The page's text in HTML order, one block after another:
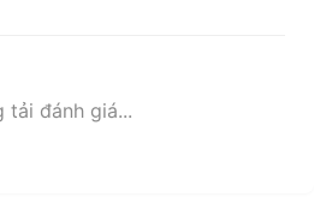
tải đánh giá...